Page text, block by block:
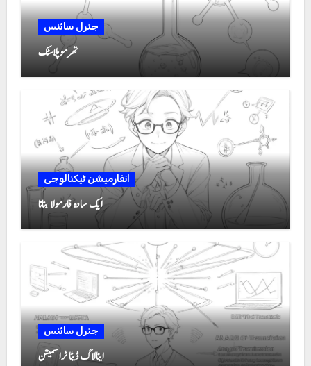
جنرل سائنس
تھرموپلاسٹک
انفارمیشن ٹیکنالوجی
ایک سادہ فارمولا بنانا
جنرل سائنس
اینالاگ ڈیٹا ٹرانسمیشن